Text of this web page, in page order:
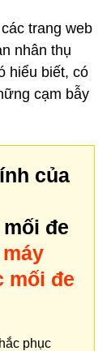
trang web
nhân thụ
hiểu biết, có
cạm bẫy
của
đe
mối đe
phục